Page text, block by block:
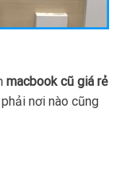
macbook cũ giá rẻ
nơi nào cũng